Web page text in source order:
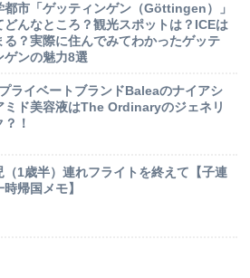
都市「ゲッティンゲン（Göttingen）」
どんなところ？観光スポットは？ICEは
る？実際に住んでみてわかったゲッテ
ゲンの魅力8選
ライベートブランドBaleaのナイアシ
ミド美容液はThe Ordinaryのジェネリ
？！
（1歳半）連れフライトを終えて【子連
時帰国メモ】